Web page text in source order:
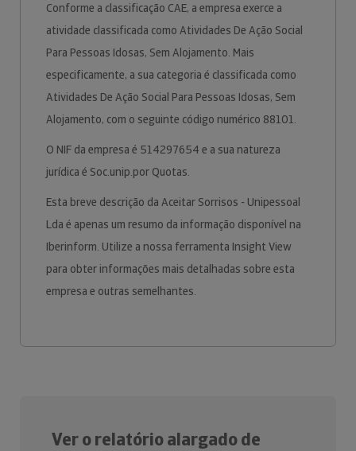
Conforme a classificação CAE, a empresa exerce a
atividade classificada como Atividades De Ação Social
Para Pessoas Idosas, Sem Alojamento. Mais
especificamente, a sua categoria é classificada como
Atividades De Ação Social Para Pessoas Idosas, Sem
Alojamento, com o seguinte código numérico 88101.
O NIF da empresa é 514297654 e a sua natureza
jurídica é Soc.unip.por Quotas.
Esta breve descrição da Aceitar Sorrisos - Unipessoal
Lda é apenas um resumo da informação disponível na
Iberinform. Utilize a nossa ferramenta Insight View
para obter informações mais detalhadas sobre esta
empresa e outras semelhantes.
Ver o relatório alargado de